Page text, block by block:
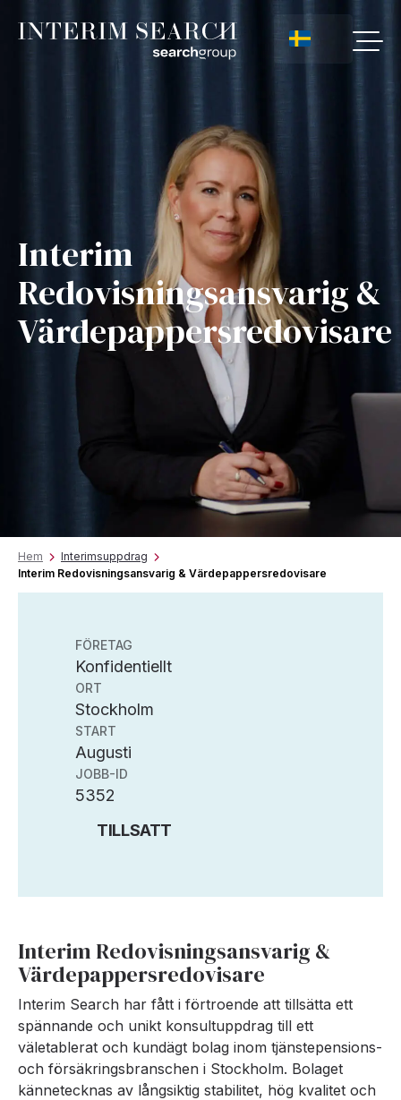
Interim
Redovisningsansvarig &
Värdepappersredovisare
Hem
Interimsuppdrag
Interim Redovisningsansvarig & Värdepappersredovisare
FÖRETAG
Konfidentiellt
ORT
Stockholm
START
Augusti
JOBB-ID
5352
TILLSATT
Interim Redovisningsansvarig &
Värdepappersredovisare
Interim Search har fått i förtroende att tillsätta ett
spännande och unikt konsultuppdrag till ett
väletablerat och kundägt bolag inom tjänstepensions-
och försäkringsbranschen i Stockholm. Bolaget
kännetecknas av långsiktig stabilitet, hög kvalitet och